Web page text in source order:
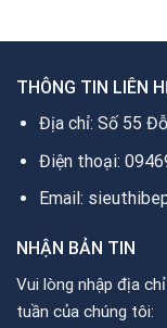
THÔNG TIN LIÊN
Địa chỉ: Số 55
Điện thoại:
Email:
NHẬN BẢN TIN
Vui lòng nhập địa
tuần của chúng tôi: